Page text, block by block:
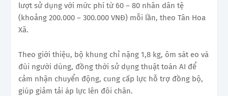
lượt sử dụng với mức phí từ 60 – 80 nhân dân tệ
(khoảng 200.000 – 300.000 VNĐ) mỗi lần, theo Tân Hoa
Xã.
Theo giới thiệu, bộ khung chỉ nặng 1,8 kg, ôm sát eo và
đùi người dùng, đồng thời sử dụng thuật toán AI để
cảm nhận chuyển động, cung cấp lực hỗ trợ đồng bộ,
giúp giảm tải áp lực lên đôi chân.